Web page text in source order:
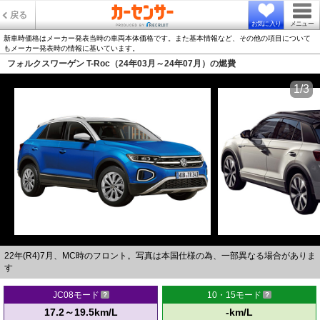
戻る
お気に入り メニュー
新車時価格はメーカー発表当時の車両本体価格です。また基本情報など、その他の項目について
もメーカー発表時の情報に基いています。
フォルクスワーゲン T-Roc（24年03月～24年07月）の燃費
22年(R4)7月、MC時のフロント。写真は本国仕様の為、一部異なる場合がありま
す
1/3
JC08モード
17.2～19.5km/L
10・15モード
-km/L